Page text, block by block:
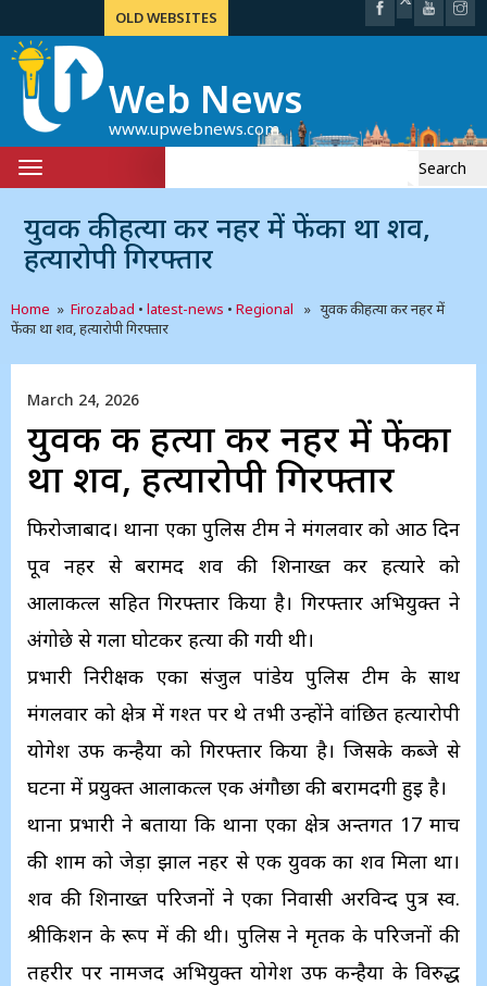
OLD WEBSITES
Web News
www.upwebnews.com
Toggle
navigation
युवक की हत्या कर नहर में फेंका था शव,
हत्यारोपी गिरफ्तार
Home » Firozabad • latest-news • Regional » युवक की हत्या कर नहर में
फेंका था शव, हत्यारोपी गिरफ्तार
March 24, 2026
युवक की हत्या कर नहर में फेंका
था शव, हत्यारोपी गिरफ्तार
फिरोजाबाद। थाना एका पुलिस टीम ने मंगलवार को आठ दिन
पूर्व नहर से बरामद शव की शिनाख्त कर हत्यारे को
आलाकत्ल सहित गिरफ्तार किया है। गिरफ्तार अभियुक्त ने
अंगोछे से गला घोटकर हत्या की गयी थी।
प्रभारी निरीक्षक एका संजुल पांडेय पुलिस टीम के साथ
मंगलवार को क्षेत्र में गश्त पर थे तभी उन्होंने वांछित हत्यारोपी
योगेश उर्फ कन्हैया को गिरफ्तार किया है। जिसके कब्जे से
घटना में प्रयुक्त आलाकत्ल एक अंगौछा की बरामदगी हुई है।
थाना प्रभारी ने बताया कि थाना एका क्षेत्र अन्तर्गत 17 मार्च
की शाम को जेड़ा झाल नहर से एक युवक का शव मिला था।
शव की शिनाख्त परिजनों ने एका निवासी अरविन्द पुत्र स्व.
श्रीकिशन के रूप में की थी। पुलिस ने मृतक के परिजनों की
तहरीर पर नामजद अभियुक्त योगेश उर्फ कन्हैया के विरुद्ध